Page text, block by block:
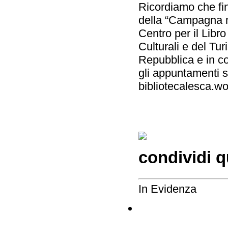
Ricordiamo che
della
Centro per il
Culturali e del
Repubblica e in
gli appuntamenti
condividi
In Evidenza